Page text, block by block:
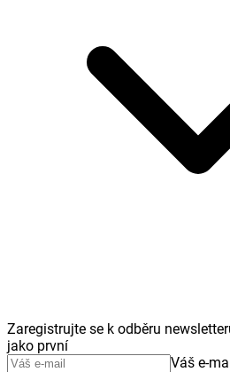
Zaregistrujte se k odběru
jako první
Váš e-